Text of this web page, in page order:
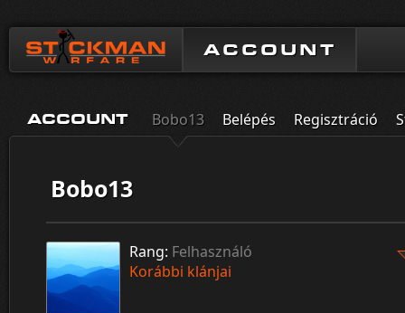
ACCOUNT
ACCOUNT Bobo13 Belépés Regisztráció
Bobo13
Rang: Felhasználó
Korábbi klánjai